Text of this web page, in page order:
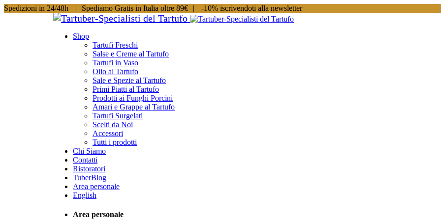
Spedizioni in 24/48h | Spediamo Gratis in Italia oltre 89€ | -10% iscrivendoti alla newsletter
Shop
Tartufi Freschi
Salse e Creme al Tartufo
Tartufi in Vaso
Olio al Tartufo
Sale e Spezie al Tartufo
Primi Piatti al Tartufo
Prodotti ai Funghi Porcini
Amari e Grappe al Tartufo
Tartufi Surgelati
Scelti da Noi
Accessori
Tutti i prodotti
Chi Siamo
Contatti
Ristoratori
TuberBlog
Area personale
English
Area personale